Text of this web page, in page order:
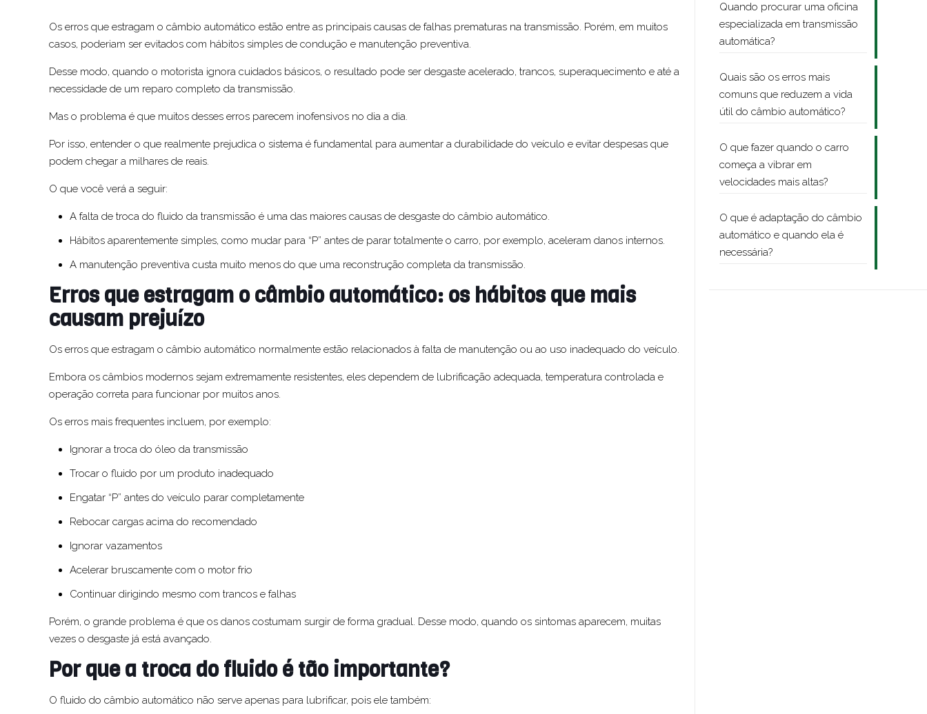
Os erros que estragam o câmbio automático estão entre as principais causas de falhas prematuras na transmissão. Porém, em muitos
casos, poderiam ser evitados com hábitos simples de condução e manutenção preventiva.
Desse modo, quando o motorista ignora cuidados básicos, o resultado pode ser desgaste acelerado, trancos, superaquecimento e até a
necessidade de um reparo completo da transmissão.
Mas o problema é que muitos desses erros parecem inofensivos no dia a dia.
Por isso, entender o que realmente prejudica o sistema é fundamental para aumentar a durabilidade do veículo e evitar despesas que
podem chegar a milhares de reais.
O que você verá a seguir:
A falta de troca do fluido da transmissão é uma das maiores causas de desgaste do câmbio automático.
Hábitos aparentemente simples, como mudar para “P” antes de parar totalmente o carro, por exemplo, aceleram danos internos.
A manutenção preventiva custa muito menos do que uma reconstrução completa da transmissão.
Erros que estragam o câmbio automático: os hábitos que mais
causam prejuízo
Os erros que estragam o câmbio automático normalmente estão relacionados à falta de manutenção ou ao uso inadequado do veículo.
Embora os câmbios modernos sejam extremamente resistentes, eles dependem de lubrificação adequada, temperatura controlada e
operação correta para funcionar por muitos anos.
Os erros mais frequentes incluem, por exemplo:
Ignorar a troca do óleo da transmissão
Trocar o fluido por um produto inadequado
Engatar “P” antes do veículo parar completamente
Rebocar cargas acima do recomendado
Ignorar vazamentos
Acelerar bruscamente com o motor frio
Continuar dirigindo mesmo com trancos e falhas
Porém, o grande problema é que os danos costumam surgir de forma gradual. Desse modo, quando os sintomas aparecem, muitas
vezes o desgaste já está avançado.
Por que a troca do fluido é tão importante?
O fluido do câmbio automático não serve apenas para lubrificar, pois ele também:
Quando procurar uma oficina
especializada em transmissão
automática?
Quais são os erros mais
comuns que reduzem a vida
útil do câmbio automático?
O que fazer quando o carro
começa a vibrar em
velocidades mais altas?
O que é adaptação do câmbio
automático e quando ela é
necessária?